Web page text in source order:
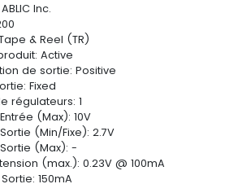
Inc.
& Reel (TR)
Active
de sortie: Positive
Fixed
régulateurs: 1
(Max): 10V
(Min/Fixe): 2.7V
(Max): -
(max.): 0.23V @ 100mA
150mA